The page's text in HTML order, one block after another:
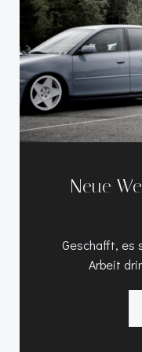
Neue
Geschafft, es
Arbeit